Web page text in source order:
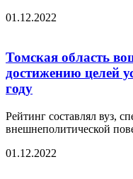
01.12.2022
Томская область
достижению целей
году
Рейтинг составлял вуз,
внешнеполитической
01.12.2022